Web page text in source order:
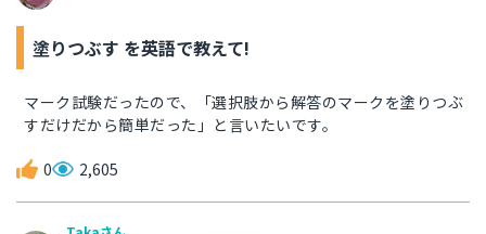
塗りつぶす を英語で教えて!
マーク試験だったので、「選択肢から解答のマークを塗りつぶ
すだけだから簡単だった」と言いたいです。
0 2,605